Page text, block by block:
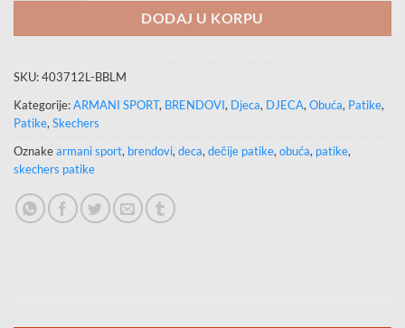
DODAJ U KORPU
SKU:403712L-BBLM
Kategorije:ARMANI SPORT, BRENDOVI, Djeca, DJECA, Obuća, Patike,
Patike, Skechers
Oznakearmani sport, brendovi, deca, dečije patike, obuća, patike,
skechers patike